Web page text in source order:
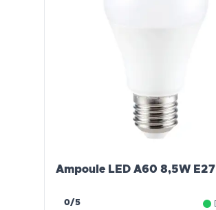
Ampoule LED A60 8,5W E27
0/5